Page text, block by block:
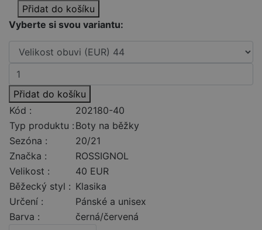
Přidat do košíku
Vyberte si svou variantu:
Přidat do košíku
Kód :
202180-40
Typ produktu : Boty na běžky
Sezóna :
20/21
Značka :
ROSSIGNOL
Velikost :
40 EUR
Běžecký styl : Klasika
Určení :
Pánské a unisex
Barva :
černá/červená